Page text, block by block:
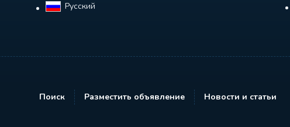
Русский‎
Поиск Разместить объявление Новости и статьи